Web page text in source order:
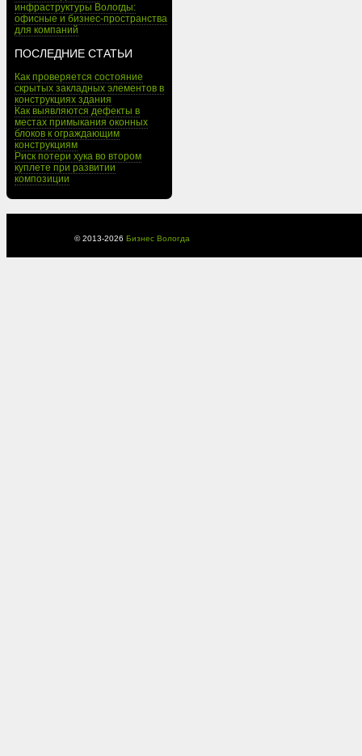
инфраструктуры Вологды:
офисные и бизнес-пространства
для компаний
ПОСЛЕДНИЕ СТАТЬИ
Как проверяется состояние
скрытых закладных элементов в
конструкциях здания
Как выявляются дефекты в
местах примыкания оконных
блоков к ограждающим
конструкциям
Риск потери хука во втором
куплете при развитии
композиции
© 2013-2026 Бизнес Вологда